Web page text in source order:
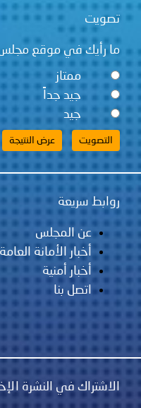
تصويت
ما رأيك في موقع مجلس
ممتاز
جيد جداً
جيد
روابط سريعة
عن المجلس
أخبار الأمانة العامة
أخبار أمنية
اتصل بنا
الاشتراك في النشرة